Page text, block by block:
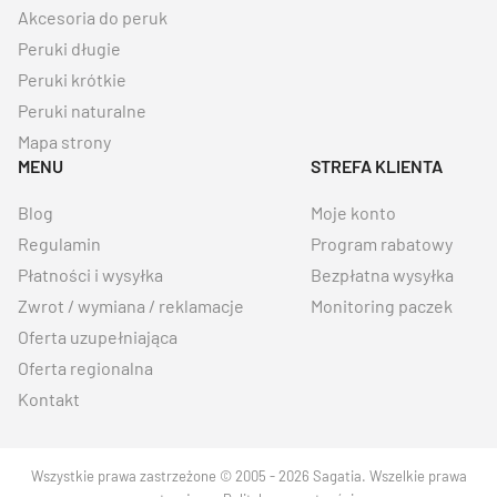
Akcesoria do peruk
Peruki długie
Peruki krótkie
Peruki naturalne
Mapa strony
MENU
Blog
Regulamin
Płatności i wysyłka
Zwrot / wymiana / reklamacje
Oferta uzupełniająca
Oferta regionalna
Kontakt
STREFA KLIENTA
Moje konto
Program rabatowy
Bezpłatna wysyłka
Monitoring paczek
Wszystkie prawa zastrzeżone © 2005 - 2026 Sagatia. Wszelkie prawa